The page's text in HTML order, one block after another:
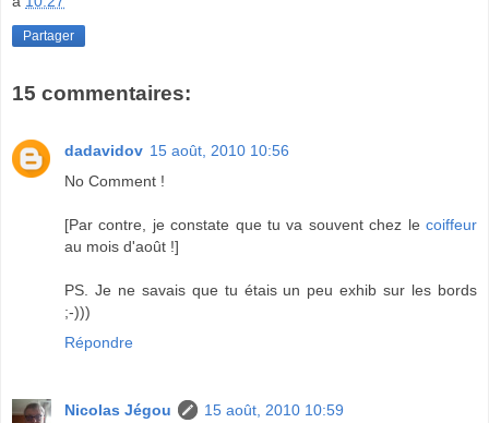
Partager
15 commentaires:
dadavidov 15 août, 2010 10:56
No Comment !
[Par contre, je constate que tu va souvent chez le coiffeur
au mois d'août !]
PS. Je ne savais que tu étais un peu exhib sur les bords
;-)))
Répondre
Nicolas Jégou
15 août, 2010 10:59